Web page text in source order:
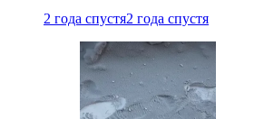
2 года спустя2 года спустя